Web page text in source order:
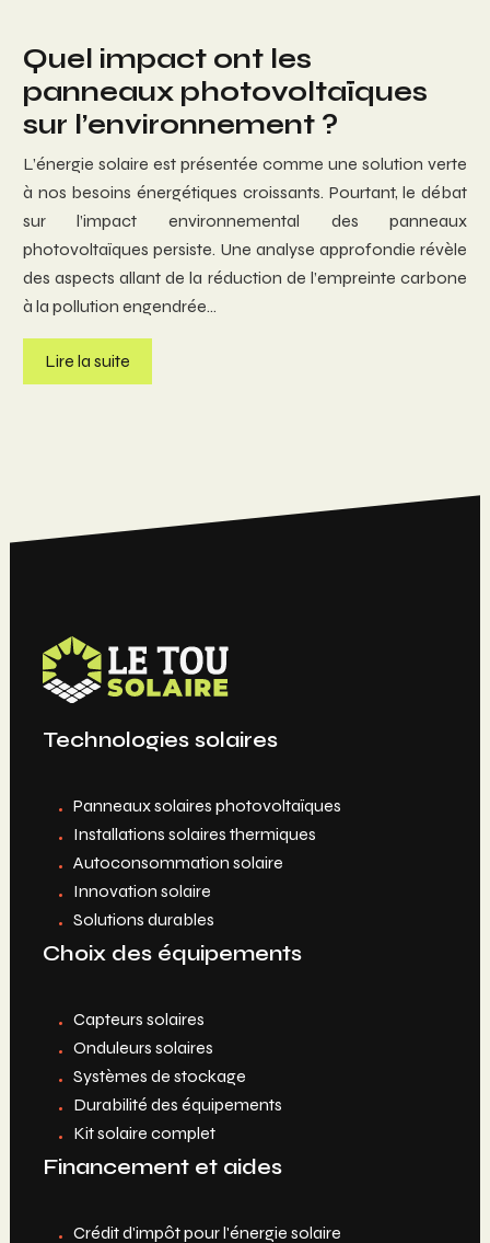
Quel impact ont les
panneaux photovoltaïques
sur l’environnement ?
L’énergie solaire est présentée comme une solution verte
à nos besoins énergétiques croissants. Pourtant, le débat
sur l’impact environnemental des panneaux
photovoltaïques persiste. Une analyse approfondie révèle
des aspects allant de la réduction de l’empreinte carbone
à la pollution engendrée…
Lire la suite
Technologies solaires
Panneaux solaires photovoltaïques
Installations solaires thermiques
Autoconsommation solaire
Innovation solaire
Solutions durables
Choix des équipements
Capteurs solaires
Onduleurs solaires
Systèmes de stockage
Durabilité des équipements
Kit solaire complet
Financement et aides
Crédit d'impôt pour l'énergie solaire